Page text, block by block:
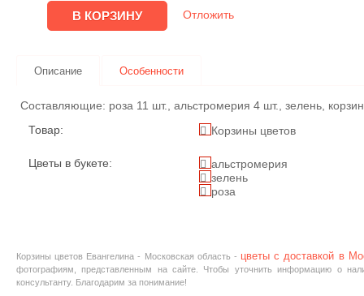
Отложить
Описание Особенности
Составляющие: роза 11 шт., альстромерия 4 шт., зелень,
Товар:
Корзины цветов
Цветы в букете:
альстромерия
зелень
роза
Корзины цветов Евангелина - Московская область - цветы с доставкой в
фотографиям, представленным на сайте. Чтобы уточнить информацию о
консультанту. Благодарим за понимание!